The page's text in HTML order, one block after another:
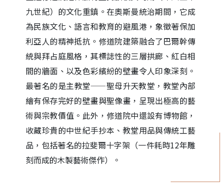
九世紀）的文化重鎮。在奧斯曼統治期間，它成
為民族文化、語言和教育的避風港，象徵著保加
利亞人的精神抵抗。修道院建築融合了巴爾幹傳
統與拜占庭風格，其標誌性的三層拱廊、紅白相
間的牆面、以及色彩繽紛的壁畫令人印象深刻。
最著名的是主教堂——聖母升天教堂，教堂內部
繪有保存完好的壁畫與聖像畫，呈現出極高的藝
術與宗教價值。此外，修道院中還設有博物館，
收藏珍貴的中世紀手抄本、教堂用品與傳統工藝
品，包括著名的拉斐爾十字架（一件耗時12年雕
刻而成的木製藝術傑作）。